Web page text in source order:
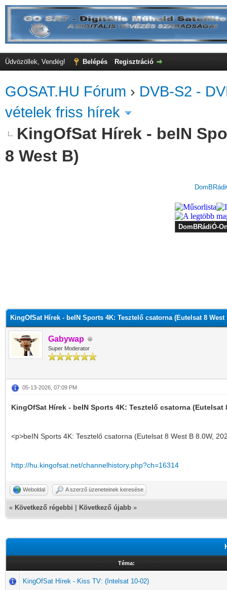
Üdvözöllek, Vendég! Belépés Regisztráció
GOSAT.HU Fórum › DVB-S2 -
vételek friss hírek
KingOfSat Hírek - beIN
8 West B)
KingOfSat Hírek - beIN Sports 4K: Tesztelő csatorna (Eutelsat 8 West
Gabywap
Super Moderator
05-13-2026, 07:09 PM
KingOfSat Hírek - beIN Sports 4K: Tesztelő csatorna (Eutelsat
<p>beIN Sports 4K: Tesztelő csatorna (Eutelsat 8 West B 8.0W,
http://hu.kingofsat.net/channelhistory.php?ch=16314
Weboldal A szerző üzeneteinek keresése
« Következő régebbi Következő újabb »
Téma:
KingOfSat Hírek - Kiss TV: (Intelsat 10-02)